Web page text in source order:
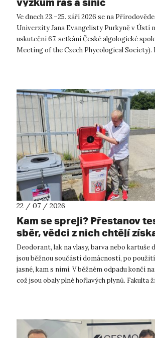
Ve dnech 23.–25. září 2026 se na
Univerzity Jana Evangelisty Purkyně v Ústí
uskuteční 67. setkání České algologické
Meeting of the Czech Phycological Society).
22 / 07 / 2026
Kam se spreji? Přestanov
sběr, vědci z nich chtějí
kovy
Deodorant, lak na vlasy, barva nebo kartuše
jsou běžnou součástí domácností, po
jasné, kam s nimi. V běžném odpadu končí
což jsou obaly plné hořlavých plynů. Fakulta